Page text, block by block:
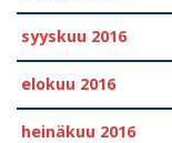
syyskuu 2016
elokuu 2016
heinäkuu 2016